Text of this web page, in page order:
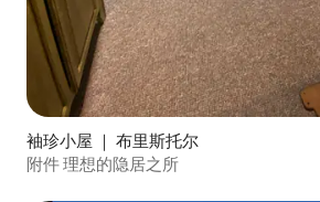
袖珍小屋 ｜ 布里斯托尔
附件 理想的隐居之所